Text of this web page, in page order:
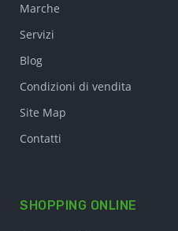
Marche
Servizi
Blog
Condizioni di vendita
Site Map
Contatti
SHOPPING ONLINE